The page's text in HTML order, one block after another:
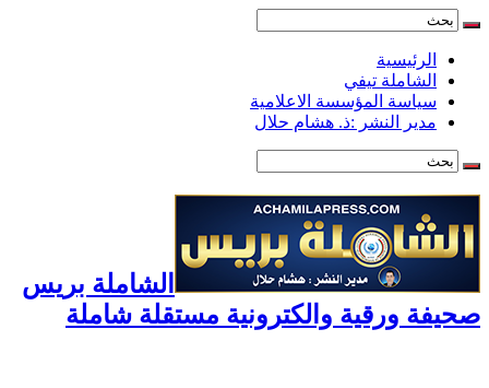
الرئيسية
الشاملة تيفي
سياسة المؤسسة الاعلامية
مدير النشر :ذ. هشام حلال
الشاملة بريس
صحيفة ورقية والكترونية مستقلة شاملة